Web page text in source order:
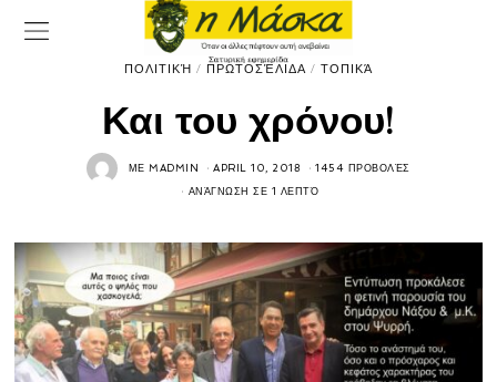
ΠΟΛΙΤΙΚΉ / ΠΡΩΤΟΣΈΛΙΔΑ / ΤΟΠΙΚΆ
Και του χρόνου!
ΜΕMADMIN APRIL 10, 2018 1454 ΠΡΟΒΟΛΈΣ
ΑΝΆΓΝΩΣΗ ΣΕ 1 ΛΕΠΤΌ